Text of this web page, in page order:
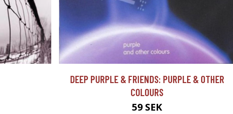
DEEP PURPLE & FRIENDS: PURPLE & OTHER
COLOURS
59 SEK